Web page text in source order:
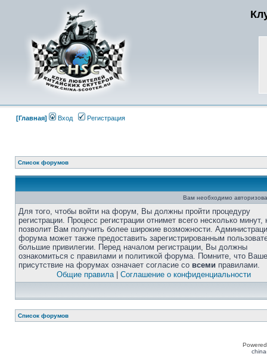
[Главная] Вход Регистрация
Список форумов
Вам необходимо
Для того, чтобы войти на форум, Вы должны пройти процедуру
регистрации. Процесс регистрации отнимет всего несколько минут,
позволит Вам получить более широкие возможности.
форума может также предоставить зарегистрированным
большие привилегии. Перед началом регистрации, Вы должны
ознакомиться с правилами и политикой форума. Помните, что Ваше
присутствие на форумах означает согласие со всеми правилами.
Общие правила| Соглашение о конфиденциальности
Список форумов